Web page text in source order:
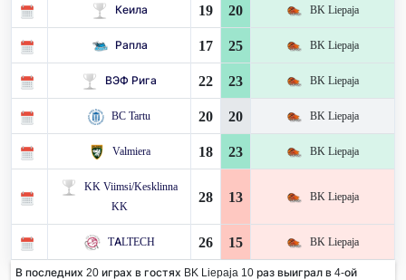
Кеила 19 20 BK Liepaja
Рапла 17 25 BK Liepaja
ВЭФ Рига 22 23 BK Liepaja
BC Tartu 20 20 BK Liepaja
Valmiera 18 23 BK Liepaja
KK Viimsi/Kesklinna
KK
28 13 BK Liepaja
TALTECH 26 15 BK Liepaja
В последних 20 играх в гостях BK Liepaja 10 раз выиграл в 4-ой